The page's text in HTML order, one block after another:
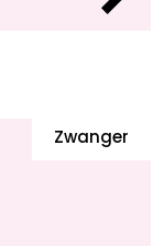
Zwanger